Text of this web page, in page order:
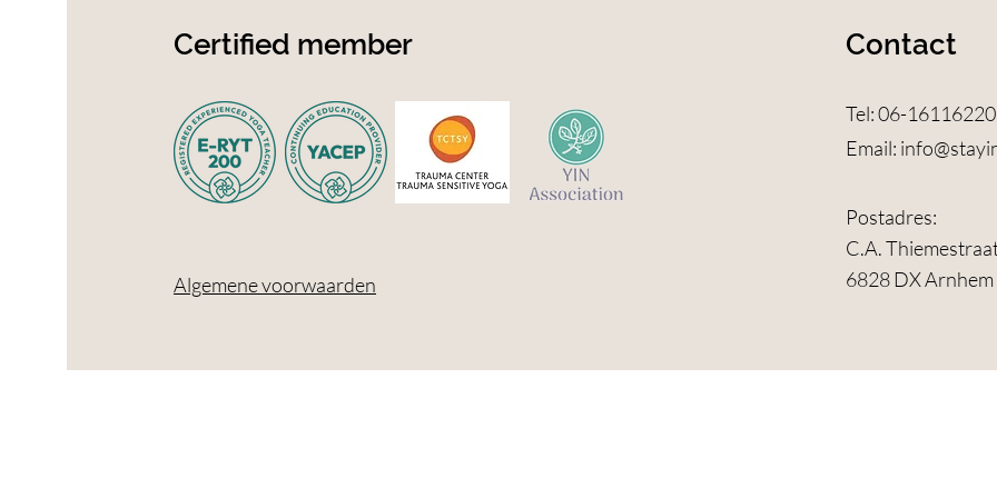
Certified member
Algemene voorwaarden
Contact
Tel: 06-16116220
Email:
Postadres:
C.A.
6828 DX Arnhem